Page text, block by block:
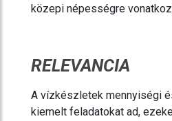
közepi népességre
RELEVANCIA
A vízkészletek mennyiségi
kiemelt feladatokat ad,